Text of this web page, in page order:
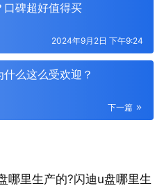
碑超好值得买
2024年9月2日 下午9:24
么这么受欢迎？
下一篇
哪里生产的?闪迪u盘哪里生